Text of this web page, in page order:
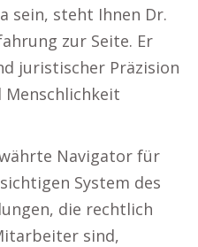
sein, steht Ihnen Dr.
zur Seite. Er
juristischer Präzision
Menschlichkeit
Navigator für
System des
die rechtlich
sind,